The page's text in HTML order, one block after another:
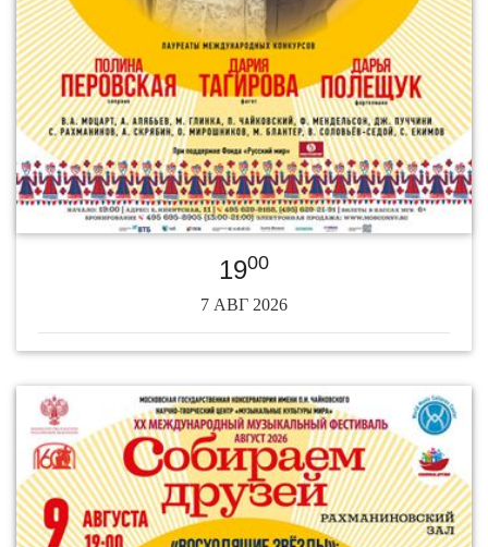
1900
7 АВГ 2026